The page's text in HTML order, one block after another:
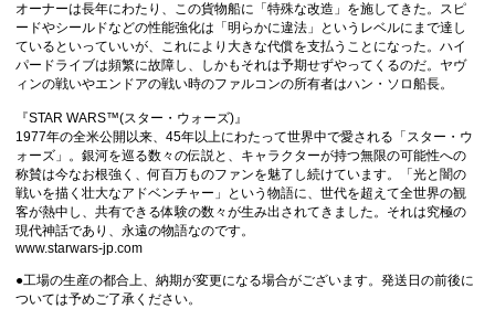
オーナーは長年にわたり、この貨物船に「特殊な改造」を施してきた。スピ
ードやシールドなどの性能強化は「明らかに違法」というレベルにまで達し
ているといっていいが、これにより大きな代償を支払うことになった。ハイ
パードライブは頻繁に故障し、しかもそれは予期せずやってくるのだ。ヤヴ
ィンの戦いやエンドアの戦い時のファルコンの所有者はハン・ソロ船長。
『STAR WARS™(スター・ウォーズ)』
1977年の全米公開以来、45年以上にわたって世界中で愛される「スター・ウ
ォーズ」。銀河を巡る数々の伝説と、キャラクターが持つ無限の可能性への
称賛は今なお根強く、何百万ものファンを魅了し続けています。「光と闇の
戦いを描く壮大なアドベンチャー」という物語に、世代を超えて全世界の観
客が熱中し、共有できる体験の数々が生み出されてきました。それは究極の
現代神話であり、永遠の物語なのです。
www.starwars-jp.com
●工場の生産の都合上、納期が変更になる場合がございます。発送日の前後に
ついては予めご了承ください。